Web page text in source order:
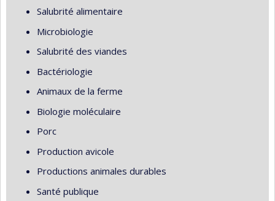
Salubrité alimentaire
Microbiologie
Salubrité des viandes
Bactériologie
Animaux de la ferme
Biologie moléculaire
Porc
Production avicole
Productions animales durables
Santé publique